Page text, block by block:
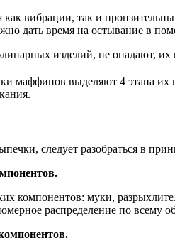
вибрации, так и
дать время на остывание в
изделий, не опадают, их
маффинов выделяют 4 этапа
следует разобраться в
компонентов: муки,
распределение по всему